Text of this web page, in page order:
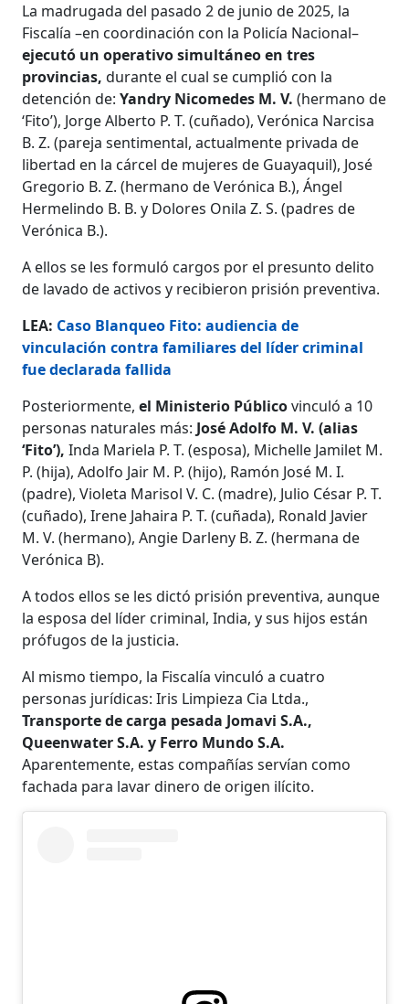
La madrugada del pasado 2 de junio de 2025, la
Fiscalía –en coordinación con la Policía Nacional–
ejecutó un operativo simultáneo en tres
provincias, durante el cual se cumplió con la
detención de:Yandry Nicomedes M. V.(hermano de
‘Fito’), Jorge Alberto P. T. (cuñado), Verónica Narcisa
B. Z. (pareja sentimental, actualmente privada de
libertad en la cárcel de mujeres de Guayaquil), José
Gregorio B. Z. (hermano de Verónica B.), Ángel
Hermelindo B. B. y Dolores Onila Z. S. (padres de
Verónica B.).
A ellos se les formuló cargos por el presunto delito
de lavado de activos y recibieron prisión preventiva.
LEA: Caso Blanqueo Fito: audiencia de
vinculación contra familiares del líder criminal
fue declarada fallida
Posteriormente,el Ministerio Públicovinculó a 10
personas naturales más:José Adolfo M. V. (alias
‘Fito’), Inda Mariela P. T. (esposa), Michelle Jamilet M.
P. (hija), Adolfo Jair M. P. (hijo), Ramón José M. I.
(padre), Violeta Marisol V. C. (madre), Julio César P. T.
(cuñado), Irene Jahaira P. T. (cuñada), Ronald Javier
M. V. (hermano), Angie Darleny B. Z. (hermana de
Verónica B).
A todos ellos se les dictó prisión preventiva, aunque
la esposa del líder criminal, India, y sus hijos están
prófugos de la justicia.
Al mismo tiempo, la Fiscalía vinculó a cuatro
personas jurídicas: Iris Limpieza Cia Ltda.,
Transporte de carga pesada Jomavi S.A.,
Queenwater S.A. y Ferro Mundo S.A.
Aparentemente, estas compañías servían como
fachada para lavar dinero de origen ilícito.